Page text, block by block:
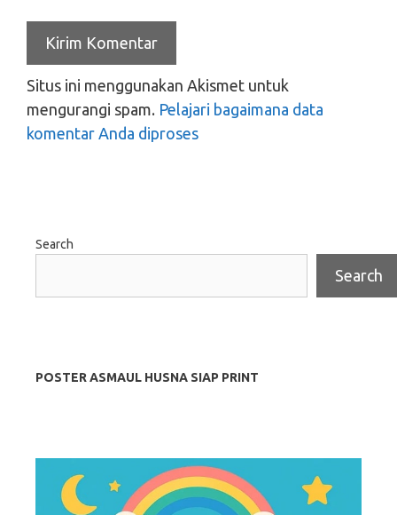
Situs ini menggunakan Akismet untuk
mengurangi spam. Pelajari bagaimana data
komentar Anda diproses
Search
Search
POSTER ASMAUL HUSNA SIAP PRINT